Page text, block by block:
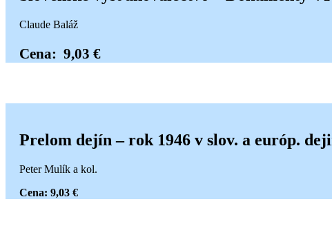
Claude Baláž
Cena: 9,03 €
Prelom dejín – rok 1946 v slov. a európ.
Peter Mulík a kol.
Cena: 9,03 €